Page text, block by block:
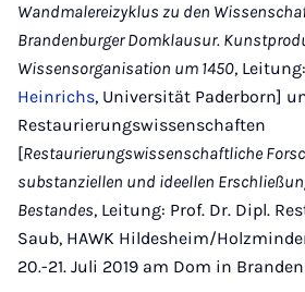
Wandmalereizyklus zu den
Brandenburger Domklausur.
Wissensorganisation um 1450, Leitung:
Heinrichs, Universität Paderborn]
Restaurierungswissenschaften
[Restaurierungswissenschaftliche
substanziellen und ideellen
Bestandes, Leitung: Prof. Dr. Dipl.
Saub, HAWK Hildesheim/
20.-21. Juli 2019 am Dom in